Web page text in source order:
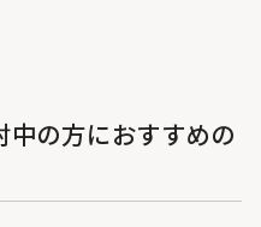
中の方におすすめの